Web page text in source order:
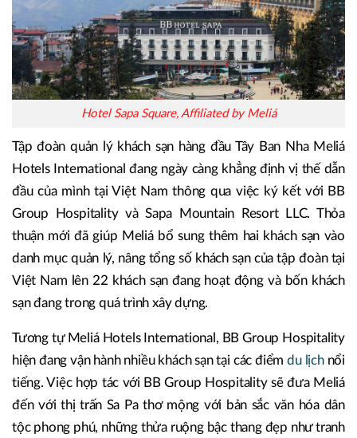
Hotel Sapa Square, Affiliated by Meliá
Tập đoàn quản lý khách sạn hàng đầu Tây Ban Nha Meliá
Hotels International đang ngày càng khẳng định vị thế dẫn
đầu của mình tại Việt Nam thông qua việc ký kết với BB
Group Hospitality và Sapa Mountain Resort LLC. Thỏa
thuận mới đã giúp Meliá bổ sung thêm hai khách sạn vào
danh mục quản lý, nâng tổng số khách sạn của tập đoàn tại
Việt Nam lên 22 khách sạn đang hoạt động và bốn khách
sạn đang trong quá trình xây dựng.
Tương tự Meliá Hotels International, BB Group Hospitality
hiện đang vận hành nhiều khách sạn tại các điểmdu lịchnổi
tiếng. Việc hợp tác với BB Group Hospitality sẽ đưa Meliá
đến với thị trấn Sa Pa thơ mộng với bản sắc văn hóa dân
tộc phong phú, những thửa ruộng bậc thang đẹp như tranh